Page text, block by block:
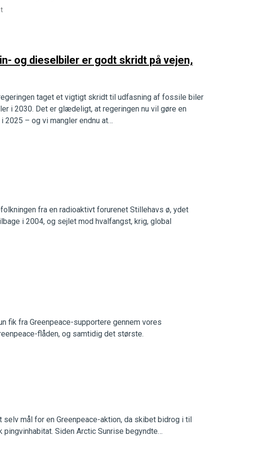
og dieselbiler er godt skridt på vejen,
taget et vigtigt skridt til udfasning af fossile biler
i 2030. Det er glædeligt, at regeringen nu vil gøre en
– og vi mangler endnu at…
fra en radioaktivt forurenet Stillehavs ø, ydet
i 2004, og sejlet mod hvalfangst, krig, global
fik fra Greenpeace-supportere gennem vores
flåden, og samtidig det største.
mål for en Greenpeace-aktion, da skibet bidrog i til
Siden Arctic Sunrise begyndte…